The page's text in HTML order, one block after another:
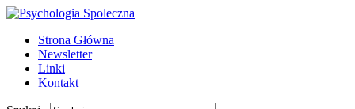
Strona Główna
Newsletter
Linki
Kontakt